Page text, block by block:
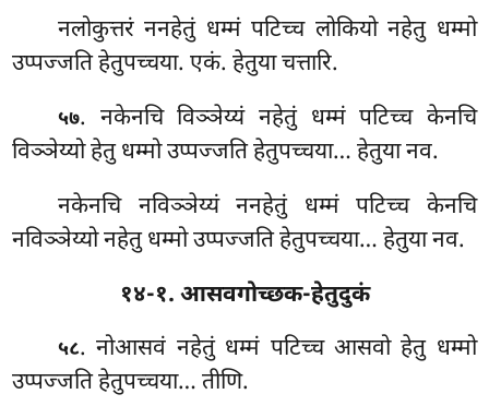
नलोकुत्तरं ननहेतुं धम्मं पटिच्च लोकियो नहेतु धम्मो
उप्पज्जति हेतुपच्चया. एकं. हेतुया चत्तारि.
५७. नकेनचि विञ्ञेय्यं नहेतुं धम्मं पटिच्च केनचि
विञ्ञेय्यो हेतु धम्मो उप्पज्जति हेतुपच्चया… हेतुयानव.
नकेनचि नविञ्ञेय्यं ननहेतुं धम्मं पटिच्च केनचि
नविञ्ञेय्यो नहेतु धम्मो उप्पज्जति हेतुपच्चया… हेतुया नव.
१४-१. आसवगोच्छक-हेतुदुकं
५८. नोआसवं नहेतुं धम्मं पटिच्च आसवो हेतु धम्मो
उप्पज्जति हेतुपच्चया… तीणि.